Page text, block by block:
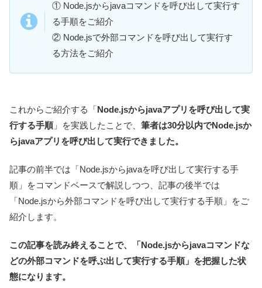
① Node.jsからjavaコマンドを呼び出して実行す
る手順をご紹介
② Node.jsで外部コマンドを呼び出して実行す
る方法をご紹介
これからご紹介する「Node.jsからjavaアプリを呼び出して実
行する手順」を実践したことで、 筆者は30分以内でNode.jsか
らjavaアプリを呼び出して実行できました。
記事の前半では「Node.jsからjavaを呼び出して実行する手
順」をコマンドベースで解説しつつ、記事の後半では
「Node.jsから外部コマンドを呼び出して実行する手順」をご
紹介します。
この記事を読み終えることで、「Node.jsからjavaコマンドな
どの外部コマンドを呼ぶ出して実行する手順」を把握した状
態になります。